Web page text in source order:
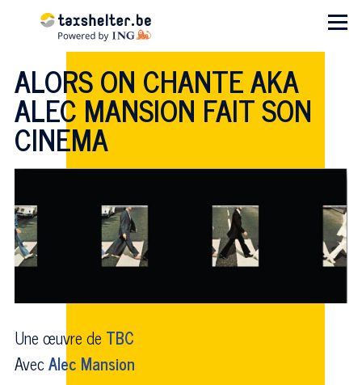
Aller au contenu principal
Menu
ALORS ON CHANTE AKA
ALEC MANSION FAIT SON
CINEMA
Une œuvre de TBC
AvecAlec Mansion